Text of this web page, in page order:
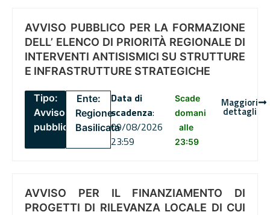
AVVISO PUBBLICO PER LA FORMAZIONE
DELL’ ELENCO DI PRIORITÀ REGIONALE DI
INTERVENTI ANTISISMICI SU STRUTTURE
E INFRASTRUTTURE STRATEGICHE
Tipo:
Avviso
pubblico
Ente:
Regione
Basilicata
Data di
scadenza:
09/08/2026
23:59
Scade
domani
alle
23:59
Maggiori
dettagli
AVVISO PER IL FINANZIAMENTO DI
PROGETTI DI RILEVANZA LOCALE DI CUI